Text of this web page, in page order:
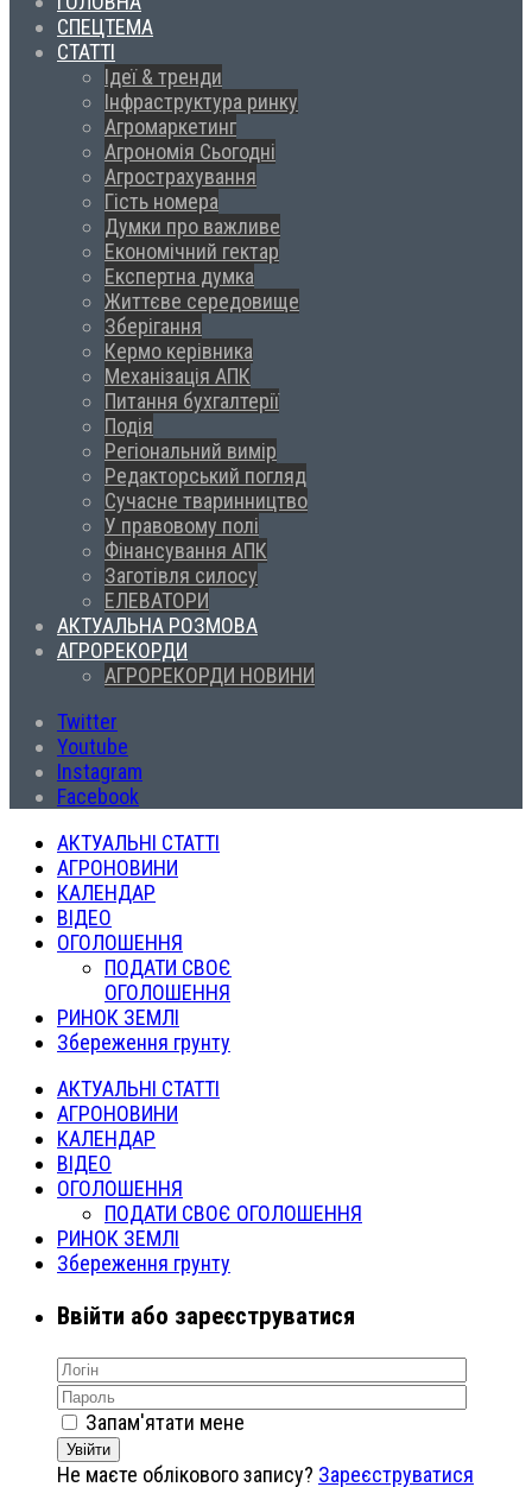
СПЕЦТЕМА
СТАТТІ
Ідеї & тренди
Інфраструктура ринку
Агромаркетинг
Агрономія Сьогодні
Агрострахування
Гість номера
Думки про важливе
Економічний гектар
Експертна думка
Життєве середовище
Зберігання
Кермо керівника
Механізація АПК
Питання бухгалтерії
Подія
Регіональний вимір
Редакторський погляд
Сучасне тваринництво
У правовому полі
Фінансування АПК
Заготівля силосу
ЕЛЕВАТОРИ
АКТУАЛЬНА РОЗМОВА
АГРОРЕКОРДИ
АГРОРЕКОРДИ НОВИНИ
Twitter
Youtube
Instagram
Facebook
АКТУАЛЬНІ СТАТТІ
АГРОНОВИНИ
КАЛЕНДАР
ВІДЕО
ОГОЛОШЕННЯ
ПОДАТИ СВОЄ
ОГОЛОШЕННЯ
РИНОК ЗЕМЛІ
Збереження грунту
АКТУАЛЬНІ СТАТТІ
АГРОНОВИНИ
КАЛЕНДАР
ВІДЕО
ОГОЛОШЕННЯ
ПОДАТИ СВОЄ ОГОЛОШЕННЯ
РИНОК ЗЕМЛІ
Збереження грунту
Ввійти або зареєструватися
Запам'ятати мене
Увійти
Не маєте облікового запису? Зареєструватися